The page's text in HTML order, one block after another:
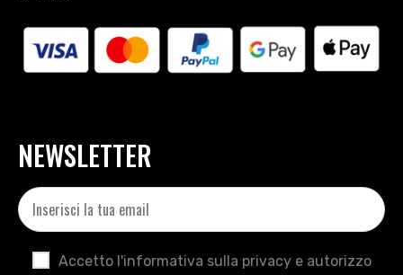
NEWSLETTER
Accetto l'informativa sulla privacy e autorizzo